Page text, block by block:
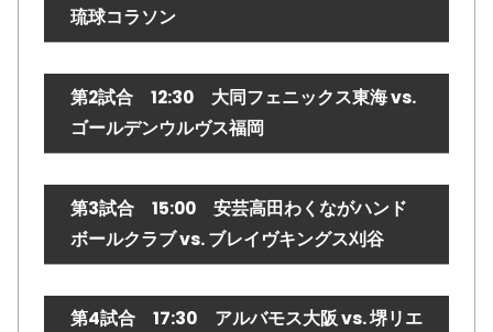
琉球コラソン
第2試合 12:30 大同フェニックス東海 vs.
ゴールデンウルヴス福岡
第3試合 15:00 安芸高田わくながハンド
ボールクラブ vs. ブレイヴキングス刈谷
第4試合 17:30 アルバモス大阪 vs. 堺リエ